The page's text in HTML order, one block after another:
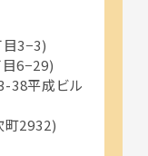
3−3)
6−29)
38平成ビル
町2932)